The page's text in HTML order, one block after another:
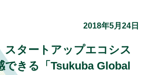
2018年5月24日
タートアップエコシス
できる「Tsukuba Global